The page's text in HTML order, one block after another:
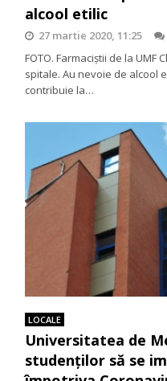
alcool etilic
27 martie 2020, 11:25
FOTO. Farmaciștii de la
spitale. Au nevoie de alcool
contribuie la…
LOCALE
Universitatea de
studenților să se